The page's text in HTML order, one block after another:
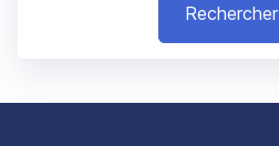
Rechercher